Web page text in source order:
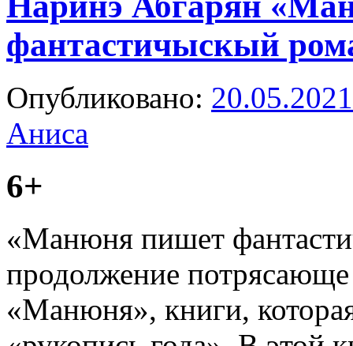
фантастичыскый
Опубликовано: 20.05.2021
Аниса
6+
«Манюня пишет
продолжение потрясающе
«Манюня», книги,